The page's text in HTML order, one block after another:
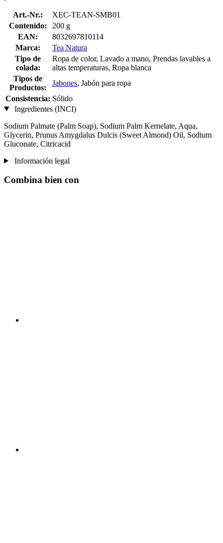
Art.-Nr.:
XEC-TEAN-SMB01
Contenido:
200 g
EAN:
8032697810114
Marca:
Tea Natura
Tipo de
colada:
Ropa de color, Lavado a mano, Prendas lavables a
altas temperaturas, Ropa blanca
Tipos de
Productos:
Jabones, Jabón para ropa
Consistencia: Sólido
Ingredientes (INCI)
Sodium Palmate (Palm Soap), Sodium Palm Kernelate, Aqua,
Glycerin, Prunus Amygdalus Dulcis (Sweet Almond) Oil, Sodium
Gluconate, Citricacid
Información legal
Combina bien con